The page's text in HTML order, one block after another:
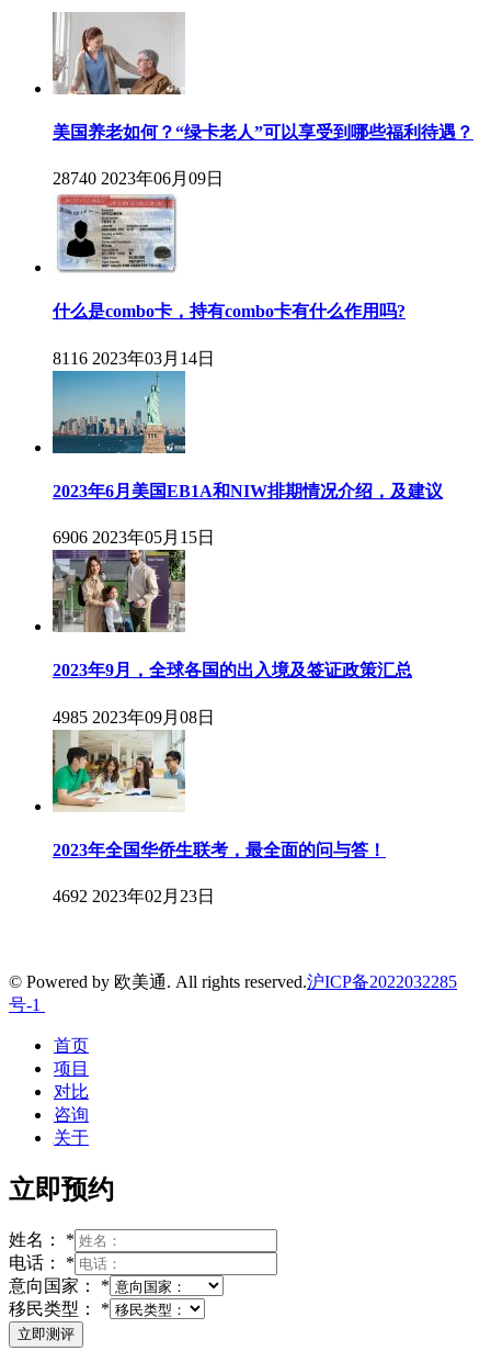
美国养老如何？“绿卡老人”可以享受到哪些福利待遇？
28740 2023年06月09日
什么是combo卡，持有combo卡有什么作用吗?
8116 2023年03月14日
2023年6月美国EB1A和NIW排期情况介绍，及建议
6906 2023年05月15日
2023年9月，全球各国的出入境及签证政策汇总
4985 2023年09月08日
2023年全国华侨生联考，最全面的问与答！
4692 2023年02月23日
© Powered by 欧美通. All rights reserved.沪ICP备2022032285
号-1
首页
项目
对比
咨询
关于
立即预约
姓名： *
电话： *
意向国家： *
移民类型： *
立即测评